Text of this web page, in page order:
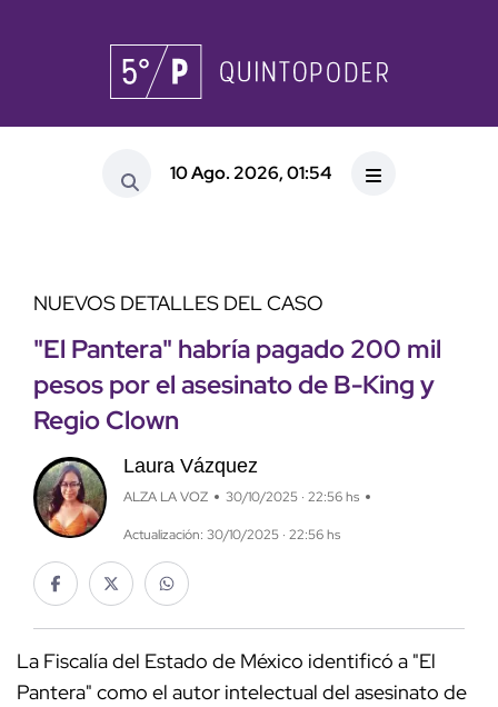
10 Ago. 2026, 01:54
NUEVOS DETALLES DEL CASO
"El Pantera" habría pagado 200 mil
pesos por el asesinato de B-King y
Regio Clown
Laura Vázquez
ALZA LA VOZ 30/10/2025 · 22:56 hs
Actualización: 30/10/2025 · 22:56 hs
La Fiscalía del Estado de México identificó a "El
Pantera" como el autor intelectual del asesinato de